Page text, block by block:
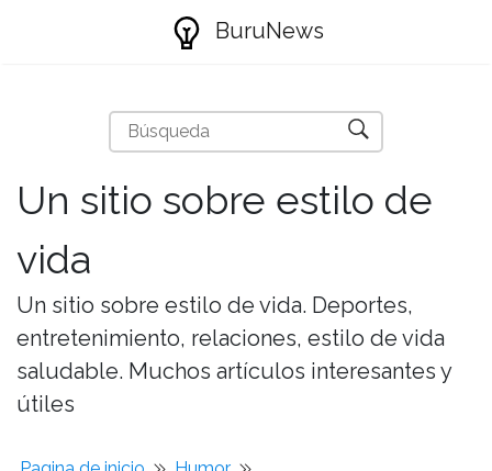
BuruNews
Un sitio sobre estilo de
vida
Un sitio sobre estilo de vida. Deportes,
entretenimiento, relaciones, estilo de vida
saludable. Muchos artículos interesantes y
útiles